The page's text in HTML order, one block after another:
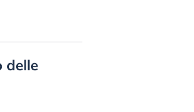
delle